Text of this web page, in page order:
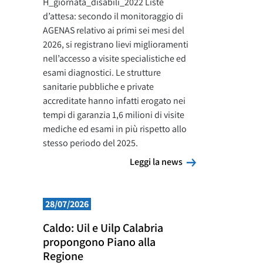
d’attesa: secondo il monitoraggio di
AGENAS relativo ai primi sei mesi del
2026, si registrano lievi miglioramenti
nell’accesso a visite specialistiche ed
esami diagnostici. Le strutture
sanitarie pubbliche e private
accreditate hanno infatti erogato nei
tempi di garanzia 1,6 milioni di visite
mediche ed esami in più rispetto allo
stesso periodo del 2025.
Leggi la news
Leggi la news
28/07/2026
Caldo: Uil e Uilp Calabria
propongono Piano alla
Regione